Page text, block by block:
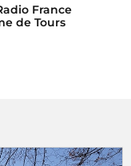
France
de Tours